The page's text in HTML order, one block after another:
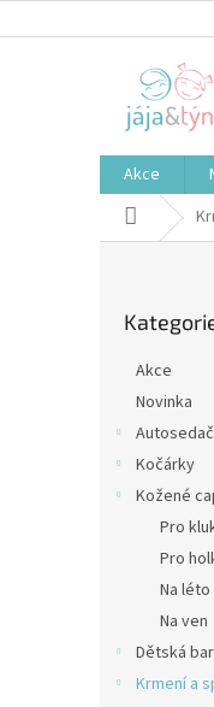
na
Akce
Domů
kategorie
Akce
Novinka
Kočárky
Kožené
Pro
Pro
Na léto
Na ven
Dětská
Krmení a